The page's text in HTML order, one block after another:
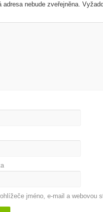
adresa nebude zveřejněna.
jméno, e-mail a webovou